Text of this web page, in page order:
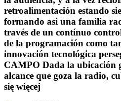
retroalimentación estando
formando así una familia
través de un contínuo
de la programación como
innovación tecnológica
CAMPO Dada la ubicación
alcance que goza la radio,
się więcej